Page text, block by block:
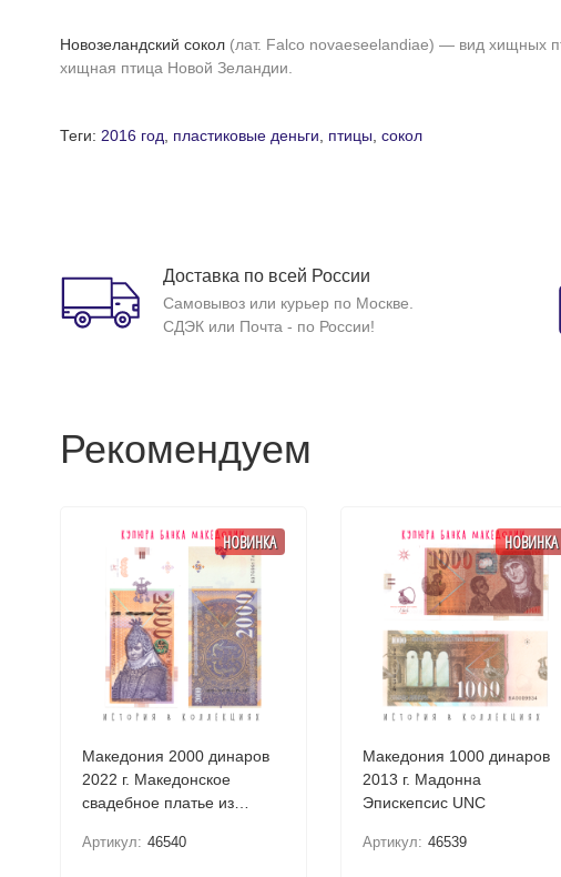
Новозеландский сокол(лат. Falco novaeseelandiae) — вид хищных
хищная птица Новой Зеландии.
Теги: 2016 год пластиковые деньги птицы сокол
Доставка по всей России
Самовывоз или курьер по Москве.
СДЭК или Почта - по России!
Рекомендуем
НОВИНКА
Македония 2000 динаров
2022 г. Македонское
свадебное платье из
Артикул: 46540
НОВИНКА
Македония 1000 динаров
2013 г. Мадонна
Эпискепсис UNC
Артикул: 46539